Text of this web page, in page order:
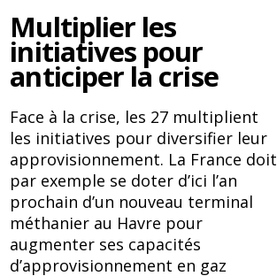
Multiplier les
initiatives pour
anticiper la crise
Face à la crise, les 27 multiplient
les initiatives pour diversifier leur
approvisionnement. La France doit
par exemple se doter d’ici l’an
prochain d’un nouveau terminal
méthanier au Havre pour
augmenter ses capacités
d’approvisionnement en gaz